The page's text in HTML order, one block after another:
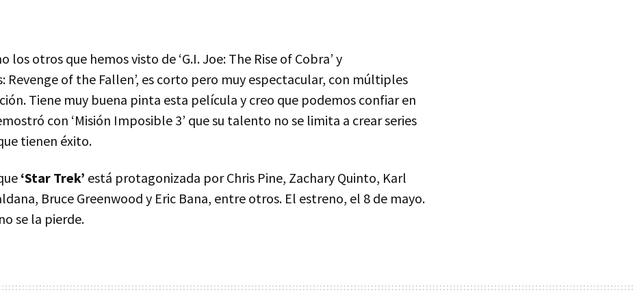
los otros que hemos visto de ‘G.I. Joe: The Rise of Cobra’ y
Revenge of the Fallen’, es corto pero muy espectacular, con múltiples
Tiene muy buena pinta esta película y creo que podemos confiar en
con ‘Misión Imposible 3’ que su talento no se limita a crear series
tienen éxito.
‘Star Trek’ está protagonizada por Chris Pine, Zachary Quinto, Karl
Bruce Greenwood y Eric Bana, entre otros. El estreno, el 8 de mayo.
se la pierde.